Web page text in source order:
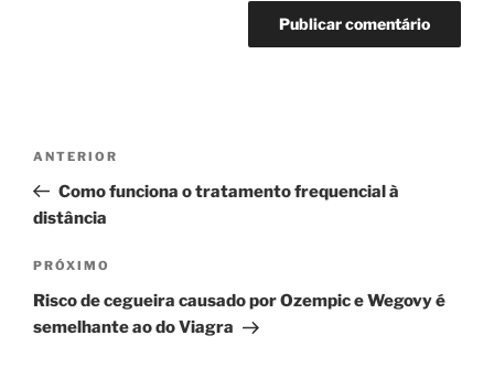
Post
Post
anterior
ANTERIOR
Como funciona o tratamento frequencial à
distância
Próximo
post
PRÓXIMO
Risco de cegueira causado por Ozempic e Wegovy é
semelhante ao do Viagra